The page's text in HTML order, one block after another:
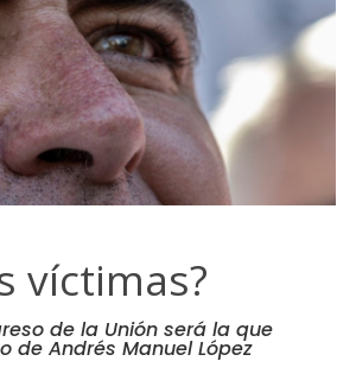
víctimas?
de la Unión será la que
de Andrés Manuel López